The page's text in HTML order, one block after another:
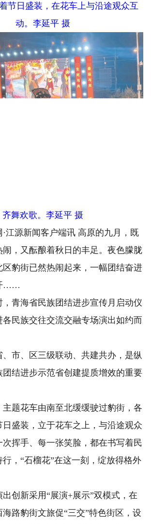
节日盛装，在花车上与沿途观众互
动。 李延平 摄
齐舞欢歌。李延平 摄
源新闻客户端讯 高原的九月，既
，又酝酿着秋日的丰足。夜色朦胧
区豹街已然热闹起来，一幅团结奋进
……
青海省民族团结进步宣传月启动仪
民族交往交流交融专场演出如约而
、区三级联动、共建共办，是纵
结进步示范省创建提质增效的重要
花车由南至北缓缓驶过豹街，各
日盛装，立于花车之上，与沿途观众
次挥手、每一张笑脸，都在书写着民
，“石榴花”在这一刻，绽放得格外
新采用“展演+展示”双模式，在
路豹街文旅促“三交”特色街区，设